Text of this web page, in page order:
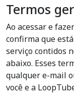
Termos
Ao acessar e
confirma que
serviço contidos
abaixo. Esses
qualquer e-mail
você e a